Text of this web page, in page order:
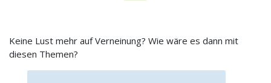
Keine Lust mehr auf Verneinung? Wie wäre es dann mit
diesen Themen?